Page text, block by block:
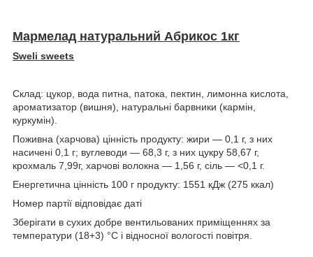
Мармелад натуральний Абрикос 1кг
Sweli sweets
Склад: цукор, вода питна, патока, пектин, лимонна кислота,
ароматизатор (вишня), натуральні барвники (кармін,
куркумін).
Поживна (харчова) цінність продукту: жири — 0,1 г, з них
насичені 0,1 г; вуглеводи — 68,3 г, з них цукру 58,67 г,
крохмаль 7,99г, харчові волокна — 1,56 г, сіль — <0,1 г.
Енергетична цінність 100 г продукту: 1551 кДж (275 ккал)
Номер партії відповідає даті
Зберігати в сухих добре вентильованих приміщеннях за
температури (18+3) °C і відносної вологості повітря.